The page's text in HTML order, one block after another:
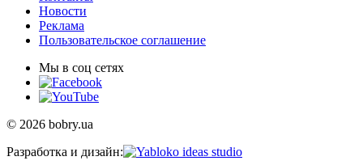
Новости
Реклама
Пользовательское соглашение
Мы в соц сетях
© 2026 bobry.ua
Разработка и дизайн: